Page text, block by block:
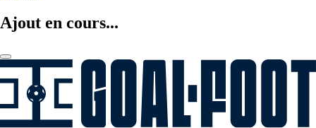
Ajout en cours...